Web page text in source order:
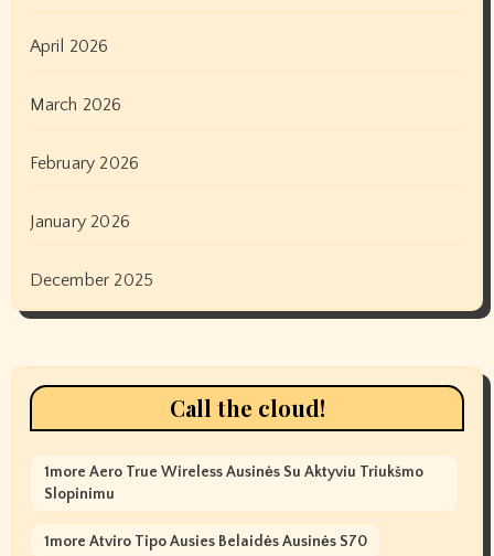
April 2026
March 2026
February 2026
January 2026
December 2025
Call the cloud!
1more Aero True Wireless Ausinės Su Aktyviu Triukšmo
Slopinimu
1more Atviro Tipo Ausies Belaidės Ausinės S70